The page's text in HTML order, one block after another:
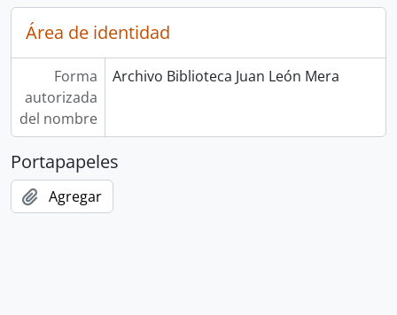
Área de identidad
Forma
autorizada
del nombre
Archivo Biblioteca Juan León Mera
Portapapeles
Agregar